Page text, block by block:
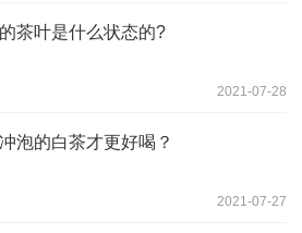
茶叶是什么状态的?
2021-07-28
泡的白茶才更好喝？
2021-07-27